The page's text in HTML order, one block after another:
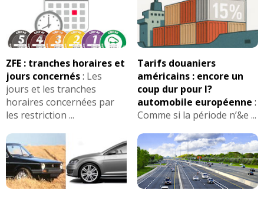
ZFE : tranches horaires et
jours concernés: Les
jours et les tranches
horaires concernées par
les restriction ...
Tarifs douaniers
américains : encore un
coup dur pour l?
automobile européenne :
Comme si la période n’&e ...